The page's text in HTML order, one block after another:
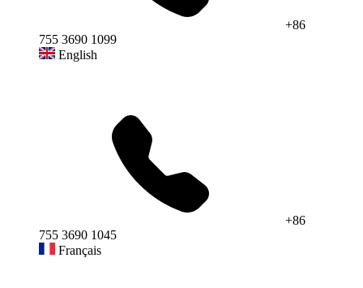
+86
755 3690 1099
English
+86
755 3690 1045
Français